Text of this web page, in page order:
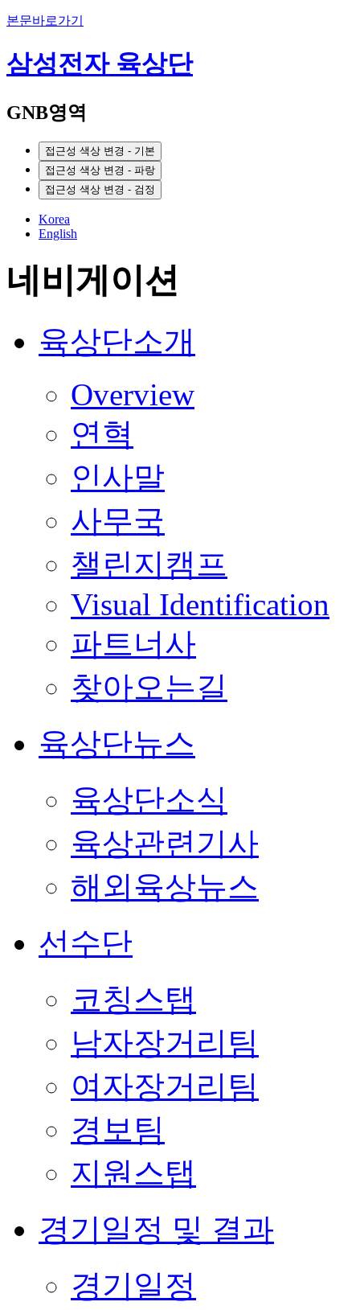
본문바로가기
삼성전자 육상단
GNB영역
접근성 색상 변경 - 기본
접근성 색상 변경 - 파랑
접근성 색상 변경 - 검정
Korea
English
네비게이션
육상단소개
Overview
연혁
인사말
사무국
챌린지캠프
Visual Identification
파트너사
찾아오는길
육상단뉴스
육상단소식
육상관련기사
해외육상뉴스
선수단
코칭스탭
남자장거리팀
여자장거리팀
경보팀
지원스탭
경기일정 및 결과
경기일정